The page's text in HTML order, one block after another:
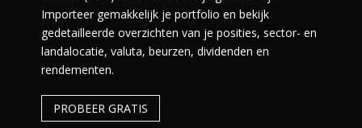
Importeer gemakkelijk je portfolio en bekijk
gedetailleerde overzichten van je posities, sector- en
landalocatie, valuta, beurzen, dividenden en
rendementen.
PROBEER GRATIS